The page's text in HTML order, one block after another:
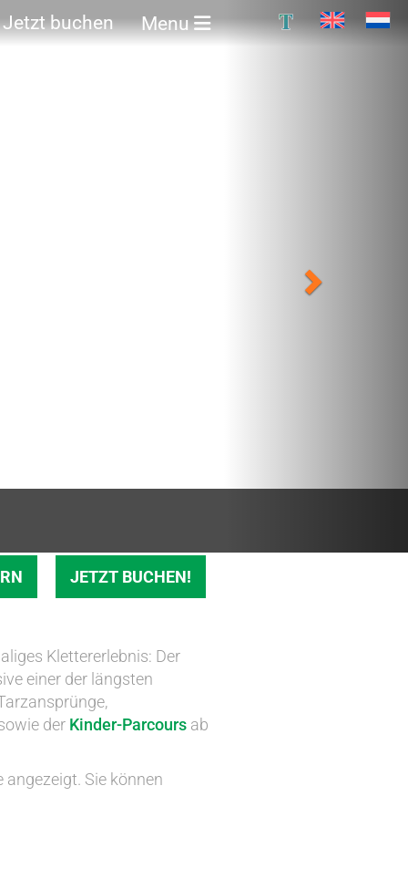
Jetzt buchen Menu T Next
JETZT BUCHEN!
Klettererlebnis: Der
einer der längsten
der Kinder-Parcours ab
Sie können